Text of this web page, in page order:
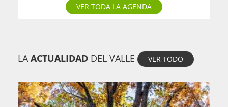
VER TODA LA AGENDA
LA ACTUALIDAD DEL VALLE VER TODO